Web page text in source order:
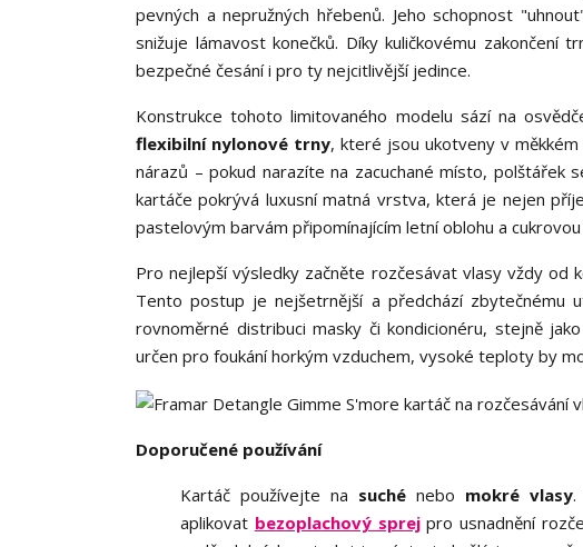
pevných a nepružných hřebenů. Jeho schopnost
snižuje lámavost konečků. Díky kuličkovému zakončení
bezpečné česání i pro ty nejcitlivější jedince.
Konstrukce tohoto limitovaného modelu sází na
flexibilní nylonové trny, které jsou ukotveny v měkkém
nárazů – pokud narazíte na zacuchané místo, polštářek
kartáče pokrývá luxusní matná vrstva, která je nejen
pastelovým barvám připomínajícím letní oblohu a
Pro nejlepší výsledky začněte rozčesávat vlasy vždy od
Tento postup je nejšetrnější a předchází zbytečnému
rovnoměrné distribuci masky či kondicionéru, stejně
určen pro foukání horkým vzduchem, vysoké teploty by
Doporučené používání
Kartáč používejte na suchénebo mokré vlasy.
aplikovat bezoplachový sprejpro usnadnění